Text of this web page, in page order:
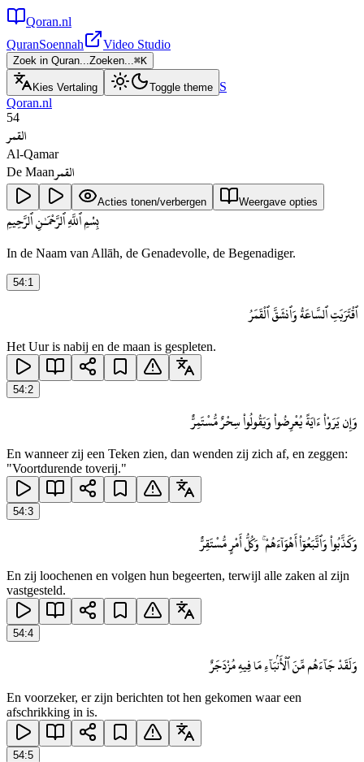
Qoran.nl
QuranSoennah Video Studio
Zoek in Quran...Zoeken...⌘K
Kies Vertaling Toggle theme S
Qoran.nl
54
القمر
Al-Qamar
De Maanالقمر
Acties tonen/verbergen Weergave opties
بِسْمِ ٱللَّهِ ٱلرَّحْمَـٰنِ ٱلرَّحِيمِ
In de Naam van Allāh, de Genadevolle, de Begenadiger.
54:1
ٱقْتَرَبَتِ ٱلسَّاعَةُ وَٱنشَقَّ ٱلْقَمَرُ
Het Uur is nabij en de maan is gespleten.
54:2
وَإِن يَرَوْا۟ ءَايَةً يُعْرِضُوا۟ وَيَقُولُوا۟ سِحْرٌ مُّسْتَمِرٌّ
En wanneer zij een Teken zien, dan wenden zij zich af, en zeggen:
"Voortdurende toverij."
54:3
وَكَذَّبُوا۟ وَٱتَّبَعُوٓا۟ أَهْوَآءَهُمْ ۚ وَكُلُّ أَمْرٍ مُّسْتَقِرٌّ
En zij loochenen en volgen hun begeerten, terwijl alle zaken al zijn
vastgesteld.
54:4
وَلَقَدْ جَآءَهُم مِّنَ ٱلْأَنۢبَآءِ مَا فِيهِ مُزْدَجَرٌ
En voorzeker, er zijn berichten tot hen gekomen waar een
afschrikking in is.
54:5